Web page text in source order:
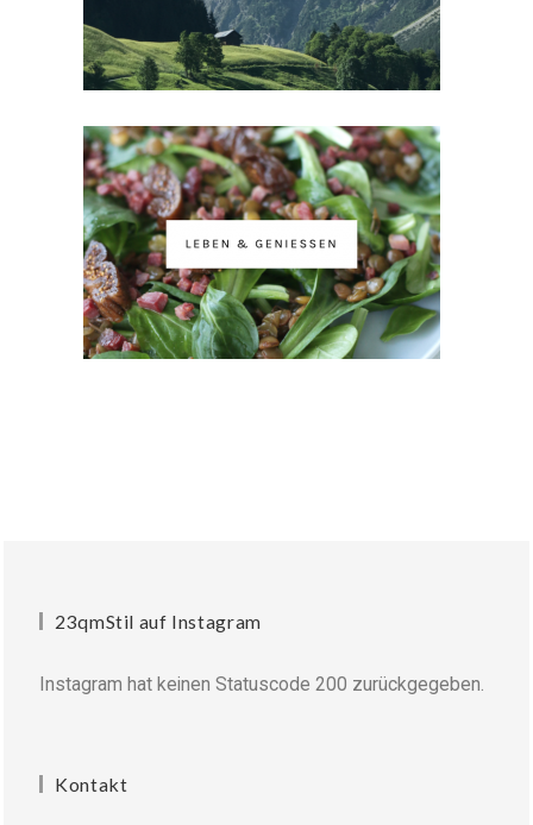
23qmStil auf Instagram
Instagram hat keinen Statuscode 200 zurückgegeben.
Kontakt